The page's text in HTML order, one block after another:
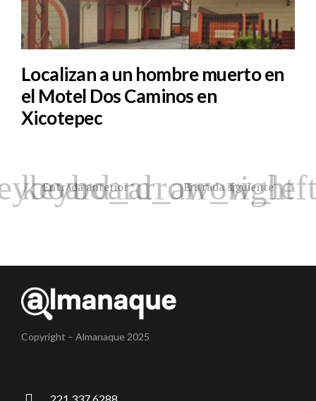
Localizan a un hombre muerto en
el Motel Dos Caminos en
Xicotepec
Entrada anterior Entrada siguiente
Copyright – Almanaque 2025